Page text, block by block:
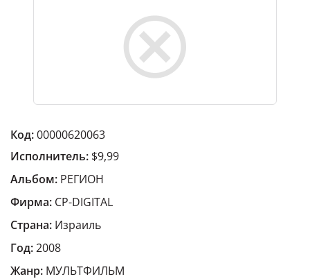
Код:00000620063
Исполнитель: $9,99
Альбом: РЕГИОН
Фирма: CP-DIGITAL
Страна: Израиль
Год:2008
Жанр: МУЛЬТФИЛЬМ